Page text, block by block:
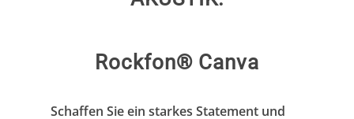
Rockfon® Canva
Schaffen Sie ein starkes Statement und